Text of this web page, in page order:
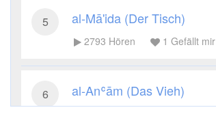
5 al-Mā'ida (Der Tisch)
2793 Hören 1 Gefällt mir
6 al-Anʿām (Das Vieh)